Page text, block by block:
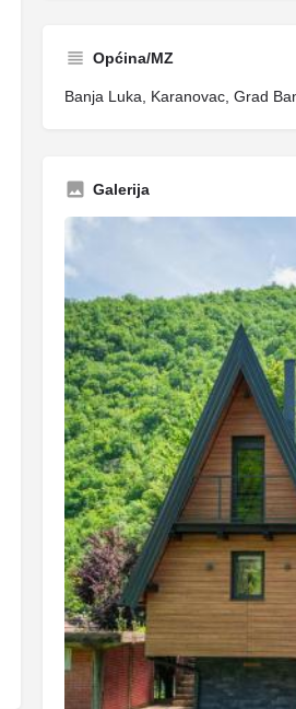
Općina/MZ
Banja Luka, Karanovac, Grad
Galerija